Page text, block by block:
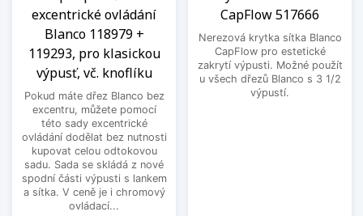
excentrické ovládání
Blanco 118979 +
119293, pro klasickou
výpusť, vč. knoflíku
Pokud máte dřez Blanco bez
excentru, můžete pomocí
této sady excentrické
ovládání dodělat bez nutnosti
kupovat celou odtokovou
sadu. Sada se skládá z nové
spodní části výpusti s lankem
a sítka. V ceně je i chromový
ovládací...
CapFlow 517666
Nerezová krytka sítka Blanco
CapFlow pro estetické
zakrytí výpusti. Možné použít
u všech dřezů Blanco s 3 1/2
výpustí.